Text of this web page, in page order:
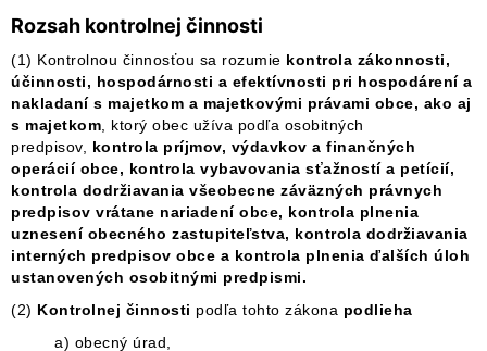
Rozsah kontrolnej činnosti
(1) Kontrolnou činnosťou sa rozumie kontrola zákonnosti,
účinnosti, hospodárnosti a efektívnosti pri hospodárení a
nakladaní s majetkom a majetkovými právami obce, ako aj
s majetkom , ktorý obec užíva podľa osobitných
predpisov, kontrola príjmov, výdavkov a finančných
operácií obce, kontrola vybavovania sťažností a petícií,
kontrola dodržiavania všeobecne záväzných právnych
predpisov vrátane nariadení obce, kontrola plnenia
uznesení obecného zastupiteľstva, kontrola dodržiavania
interných predpisov obce a kontrola plnenia ďalších úloh
ustanovených osobitnými predpismi.
(2) Kontrolnej činnosti podľa tohto zákona podlieha
a) obecný úrad,